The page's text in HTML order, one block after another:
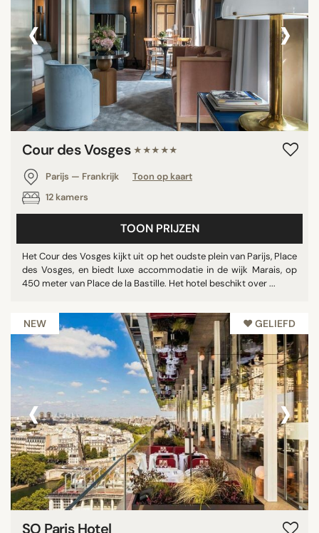
‹ ›
Cour des Vosges ★★★★★
Parijs — Frankrijk
Toon op kaart
12 kamers
TOON PRIJZEN
Het Cour des Vosges kijkt uit op het oudste plein van Parijs, Place
des Vosges, en biedt luxe accommodatie in de wijk Marais, op
450 meter van Place de la Bastille. Het hotel beschikt over ...
NEW ♥︎ GELIEFD
‹ ›
SO Paris Hotel